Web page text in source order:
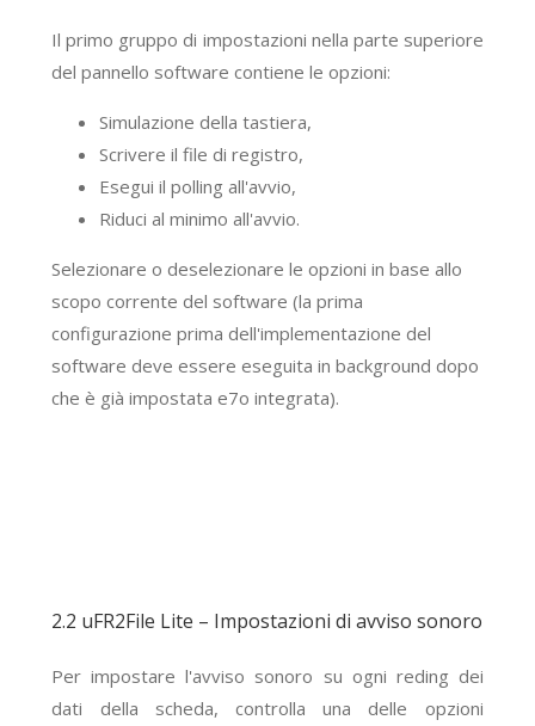
Il primo gruppo di impostazioni nella parte superiore
del pannello software contiene le opzioni:
Simulazione della tastiera,
Scrivere il file di registro,
Esegui il polling all'avvio,
Riduci al minimo all'avvio.
Selezionare o deselezionare le opzioni in base allo
scopo corrente del software (la prima
configurazione prima dell'implementazione del
software deve essere eseguita in background dopo
che è già impostata e7o integrata).
2.2 uFR2File Lite – Impostazioni di avviso sonoro
Per impostare l'avviso sonoro su ogni reding dei
dati della scheda, controlla una delle opzioni